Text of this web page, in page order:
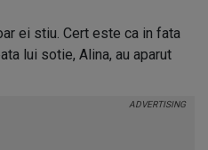
ei stiu. Cert este ca in fata
lui sotie, Alina, au aparut